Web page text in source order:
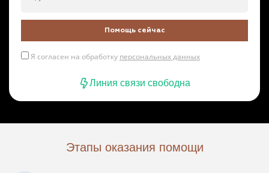
Помощь сейчас
Я согласен на обработку персональных данных
Линия связи свободна
Этапы оказания помощи